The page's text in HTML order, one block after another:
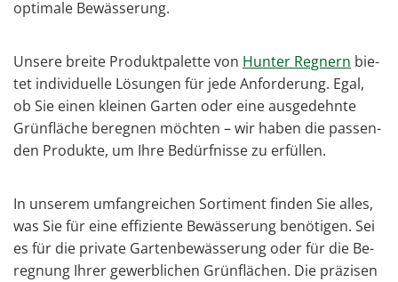
op­ti­ma­le Be­wäs­se­rung.
Un­se­re brei­te Pro­dukt­pa­let­te von Hun­ter Reg­nern bie­
tet in­di­vi­du­el­le Lö­sun­gen für jede An­for­de­rung. Egal,
ob Sie einen klei­nen Gar­ten oder eine aus­ge­dehn­te
Grün­flä­che be­reg­nen möch­ten – wir haben die pas­sen­
den Pro­duk­te, um Ihre Be­dürf­nis­se zu er­fül­len.
In un­se­rem um­fang­rei­chen Sor­ti­ment fin­den Sie alles,
was Sie für eine ef­fi­zi­en­te Be­wäs­se­rung be­nö­ti­gen. Sei
es für die pri­va­te Gar­ten­be­wäs­se­rung oder für die Be­
reg­nung Ihrer ge­werb­li­chen Grün­flä­chen. Die prä­zi­sen